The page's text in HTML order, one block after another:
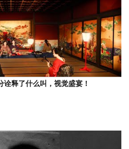
诠释了什么叫，视觉盛宴！